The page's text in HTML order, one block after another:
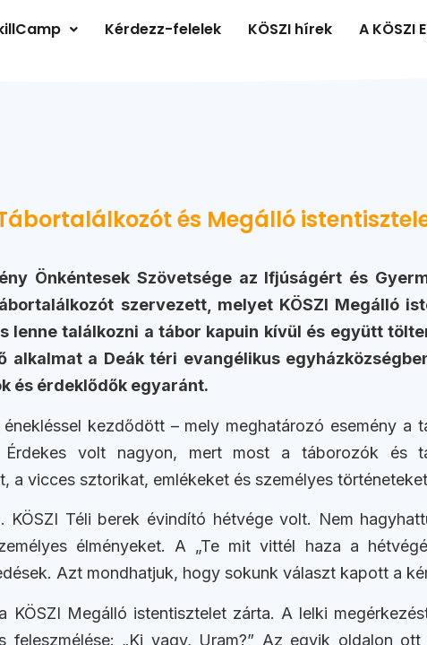
Kérdezz-felelek KÖSZI hírek A KÖSZI
és Megálló
Önkéntesek Szövetsége az Ifjúságért és
szervezett, melyet KÖSZI Megálló
lenne találkozni a tábor kapuin kívül és együtt
alkalmat a Deák téri evangélikus
és érdeklődők egyaránt.
kezdődött – mely meghatározó esemény a
Érdekes volt nagyon, mert most a táborozók és
a vicces sztorikat, emlékeket és személyes
KÖSZI Téli berek évindító hétvége volt. Nem
élményeket. A „Te mit vittél haza a
Azt mondhatjuk, hogy sokunk választ kapott a
KÖSZI Megálló istentisztelet zárta. A lelki
feleszmélése: „Ki vagy, Uram?” Az egyik oldalon